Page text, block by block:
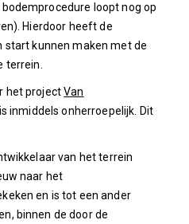
loopt nog op
Hierdoor heeft de
kunnen maken met de
terrein.
het projectVan
is inmiddels onherroepelijk. Dit
van het terrein
naar het
en is tot een ander
binnen de door de